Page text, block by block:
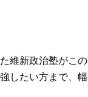
維新政治塾がこの
したい方まで、幅